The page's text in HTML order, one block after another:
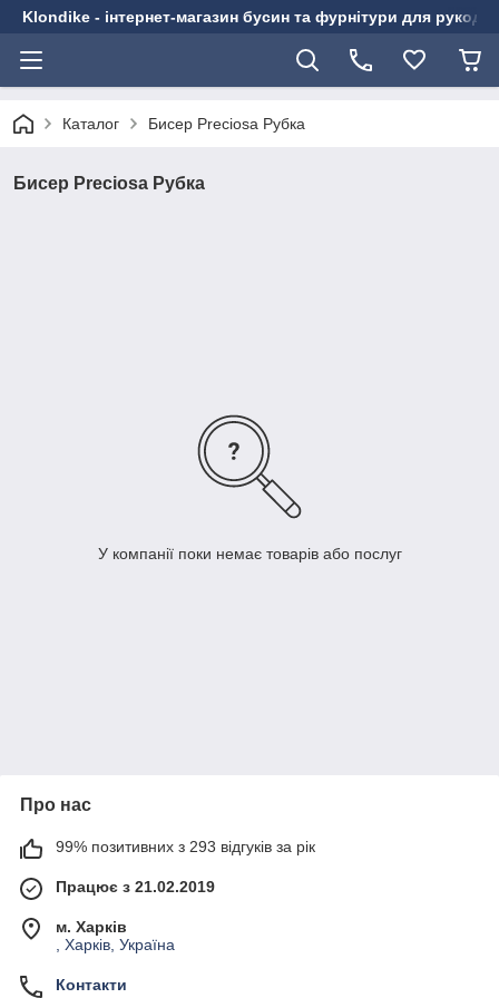
Klondike - інтернет-магазин бусин та фурнітури для
Каталог Бисер Preciosa Рубка
Бисер Preciosa Рубка
У компанії поки немає товарів або послуг
Про нас
99% позитивних з 293 відгуків за рік
Працює з 21.02.2019
м. Харків
, Харків, Україна
Контакти